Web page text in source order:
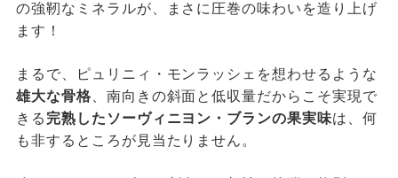
の強靭なミネラルが、まさに圧巻の味わいを造り上げ
ます！
まるで、ピュリニィ・モンラッシェを想わせるような
雄大な骨格 、南向きの斜面と低収量だからこそ実現で
きる 完熟したソーヴィニヨン・ブランの果実味は、何
も非するところが見当たりません。